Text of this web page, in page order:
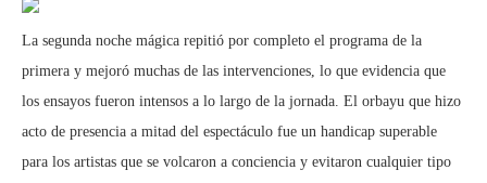
La segunda noche mágica repitió por completo el programa de la
primera y mejoró muchas de las intervenciones, lo que evidencia que
los ensayos fueron intensos a lo largo de la jornada. El orbayu que hizo
acto de presencia a mitad del espectáculo fue un handicap superable
para los artistas que se volcaron a conciencia y evitaron cualquier tipo